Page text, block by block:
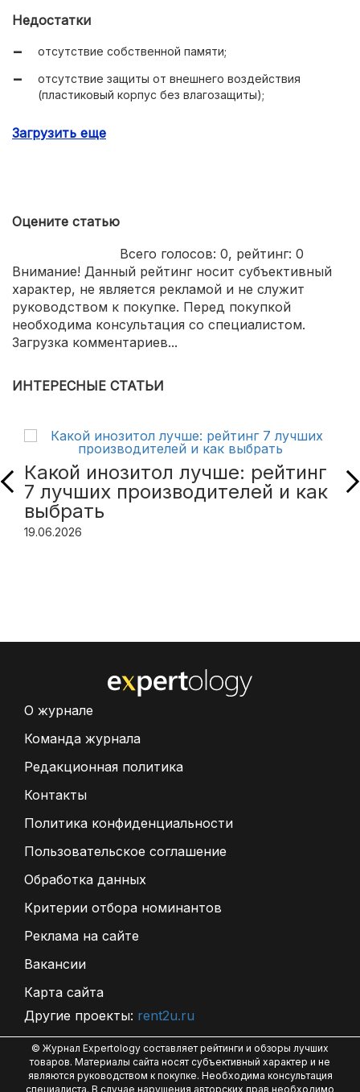
Недостатки
отсутствие собственной памяти;
отсутствие защиты от внешнего воздействия
(пластиковый корпус без влагозащиты);
Загрузить еще
Оцените статью
Всего голосов: 0, рейтинг: 0
Внимание! Данный рейтинг носит субъективный
характер, не является рекламой и не служит
руководством к покупке. Перед покупкой
необходима консультация со специалистом.
Загрузка комментариев...
ИНТЕРЕСНЫЕ СТАТЬИ
Какой инозитол лучше: рейтинг
7 лучших производителей и как
выбрать
19.06.2026
О журнале
Команда журнала
Редакционная политика
Контакты
Политика конфиденциальности
Пользовательское соглашение
Обработка данных
Критерии отбора номинантов
Реклама на сайте
Вакансии
Карта сайта
Другие проекты: rent2u.ru
© Журнал Expertology составляет рейтинги и обзоры лучших
товаров. Материалы сайта носят субъективный характер и не
являются руководством к покупке. Необходима консультация
специалиста. В случае нарушения авторских прав необходимо